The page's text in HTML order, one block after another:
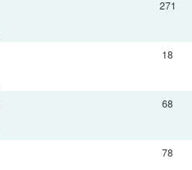
271
18
68
78